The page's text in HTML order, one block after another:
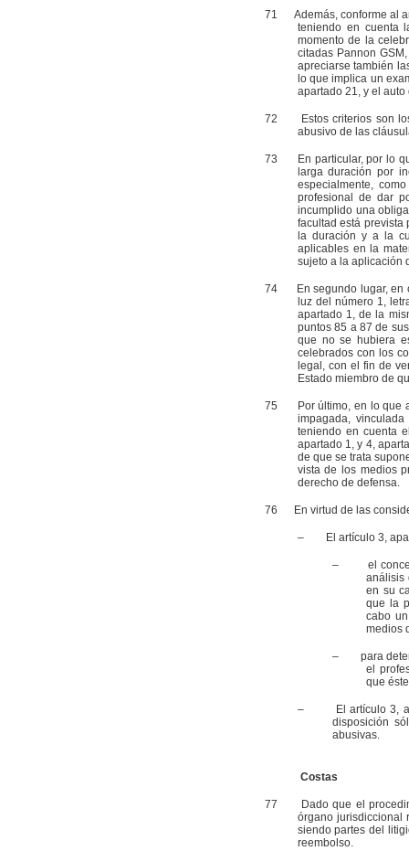
71 Además, conforme al
teniendo en cuenta
momento de la
citadas Pannon
apreciarse también
lo que implica un
apartado 21, y el auto
72 Estos criterios son los
abusivo de las
73 En particular, por lo
larga duración por
especialmente,
profesional de dar
incumplido una
facultad está prevista
la duración y a la
aplicables en la
sujeto a la aplicación
74En segundo lugar, en
luz del número 1,
apartado 1, de la
puntos 85 a 87 de
que no se hubiera
celebrados con los
legal, con el fin de
Estado miembro de
75 Por último, en lo que
impagada,
teniendo en cuenta
apartado 1, y 4,
de que se trata
vista de los medios
derecho de defensa.
76 En virtud de las
– El artículo 3,
– el concepto
análisis
en su
que la
cabo
medios
– para
el
que
– El artículo 3,
disposición
abusivas.
Costas
77 Dado que el
órgano jurisdiccional
siendo partes del
reembolso.